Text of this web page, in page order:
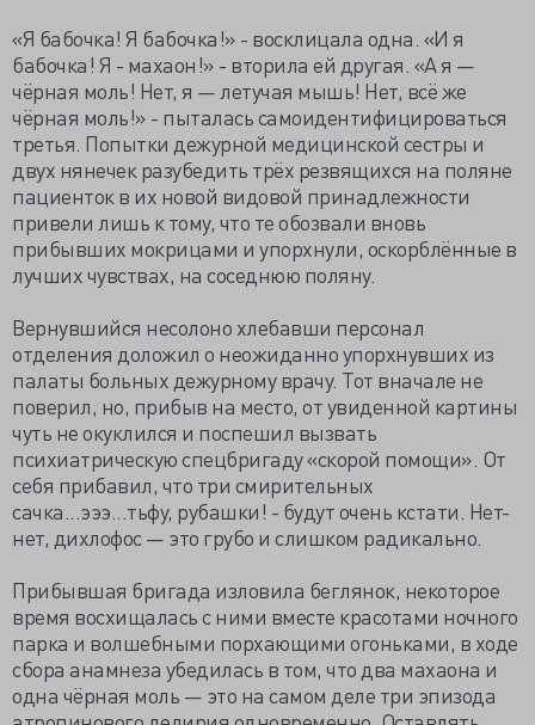
«Я бабочка! Я бабочка!» - восклицала одна. «И я
бабочка! Я - махаон!» - вторила ей другая. «А я —
чёрная моль! Нет, я — летучая мышь! Нет, всё же
чёрная моль!» - пыталась самоидентифицироваться
третья. Попытки дежурной медицинской сестры и
двух нянечек разубедить трёх резвящихся на поляне
пациенток в их новой видовой принадлежности
привели лишь к тому, что те обозвали вновь
прибывших мокрицами и упорхнули, оскорблённые в
лучших чувствах, на соседнюю поляну.
Вернувшийся несолоно хлебавши персонал
отделения доложил о неожиданно упорхнувших из
палаты больных дежурному врачу. Тот вначале не
поверил, но, прибыв на место, от увиденной картины
чуть не окуклился и поспешил вызвать
психиатрическую спецбригаду «скорой помощи». От
себя прибавил, что три смирительных
сачка...эээ...тьфу, рубашки! - будут очень кстати. Нет-
нет, дихлофос — это грубо и слишком радикально.
Прибывшая бригада изловила беглянок, некоторое
время восхищалась с ними вместе красотами ночного
парка и волшебными порхающими огоньками, в ходе
сбора анамнеза убедилась в том, что два махаона и
одна чёрная моль — это на самом деле три эпизода